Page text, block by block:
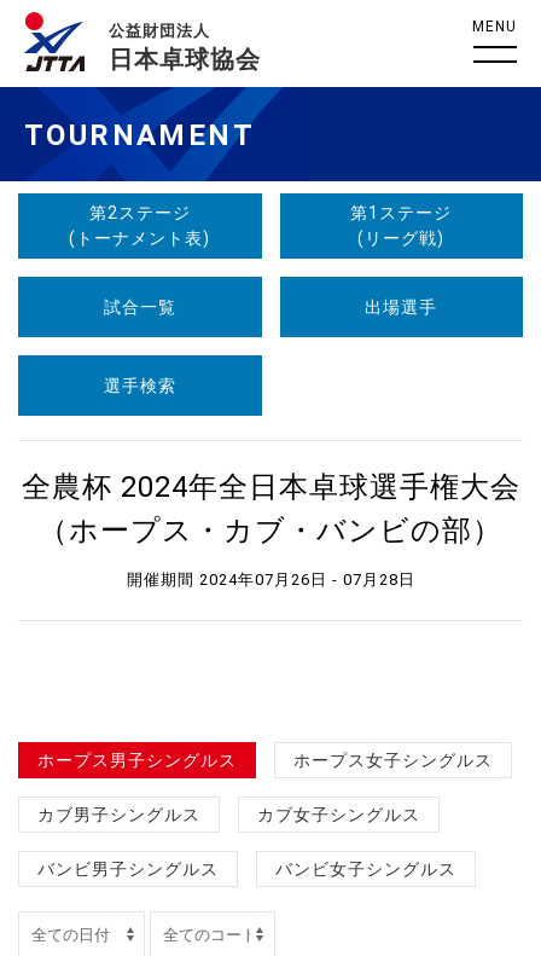
公益財団法人
日本卓球協会
MENU
TOURNAMENT
第2ステージ
(トーナメント表)
第1ステージ
(リーグ戦)
試合一覧 出場選手
選手検索
全農杯 2024年全日本卓球選手権大会
（ホープス・カブ・バンビの部）
開催期間 2024年07月26日 - 07月28日
ホープス男子シングルス ホープス女子シングルス
カブ男子シングルス カブ女子シングルス
バンビ男子シングルス バンビ女子シングルス